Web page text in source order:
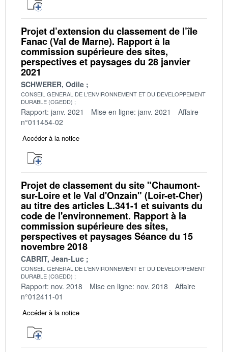
Projet d’extension du classement de l’île
Fanac (Val de Marne). Rapport à la
commission supérieure des sites,
perspectives et paysages du 28 janvier
2021
SCHWERER, Odile
CONSEIL GENERAL DE L'ENVIRONNEMENT ET DU DEVELOPPEMENT
DURABLE (CGEDD)
Rapport: janv. 2021 Mise en ligne: janv. 2021
Affaire
n°011454-02
Accéder à la notice
Projet de classement du site "Chaumont-
sur-Loire et le Val d'Onzain" (Loir-et-Cher)
au titre des articles L.341-1 et suivants du
code de l'environnement. Rapport à la
commission supérieure des sites,
perspectives et paysages Séance du 15
novembre 2018
CABRIT, Jean-Luc
CONSEIL GENERAL DE L'ENVIRONNEMENT ET DU DEVELOPPEMENT
DURABLE (CGEDD)
Rapport: nov. 2018 Mise en ligne: nov. 2018
Affaire
n°012411-01
Accéder à la notice